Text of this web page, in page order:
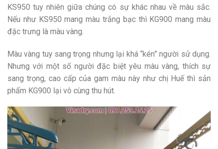
KS950 tuy nhiên giữa chúng có sự khác nhau về màu sắc.
Nếu như KS950 mang màu trắng bạc thì KG900 mang màu
đặc trưng là màu vàng.
Màu vàng tuy sang trọng nhưng lại khá “kén” người sử dụng.
Nhưng với một số người đặc biệt yêu màu vàng, thích sự
sang trọng, cao cấp của gam màu này như chị Huế thì sản
phẩm KG900 lại vô cùng thu hút.